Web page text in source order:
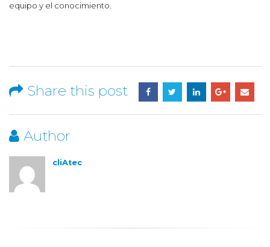
equipo y el conocimiento.
Share this post
Author
cliAtec